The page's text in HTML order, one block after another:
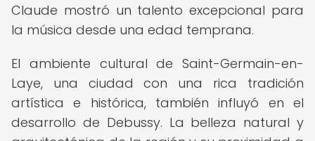
Claude mostró un talento excepcional para
la música desde una edad temprana.
El ambiente cultural de Saint-Germain-en-
Laye, una ciudad con una rica tradición
artística e histórica, también influyó en el
desarrollo de Debussy. La belleza natural y